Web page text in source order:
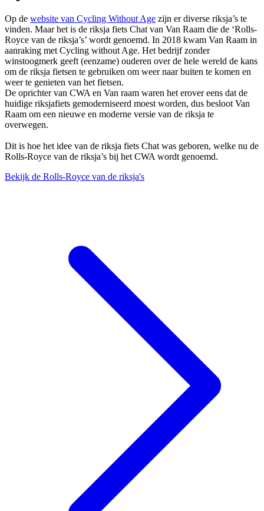
Op de website van Cycling Without Age zijn er diverse riksja’s te
vinden. Maar het is de riksja fiets Chat van Van Raam die de ‘Rolls-
Royce van de riksja’s’ wordt genoemd. In 2018 kwam Van Raam in
aanraking met Cycling without Age. Het bedrijf zonder
winstoogmerk geeft (eenzame) ouderen over de hele wereld de kans
om de riksja fietsen te gebruiken om weer naar buiten te komen en
weer te genieten van het fietsen.
De oprichter van CWA en Van raam waren het erover eens dat de
huidige riksjafiets gemoderniseerd moest worden, dus besloot Van
Raam om een nieuwe en moderne versie van de riksja te
overwegen.
Dit is hoe het idee van de riksja fiets Chat was geboren, welke nu de
Rolls-Royce van de riksja’s bij het CWA wordt genoemd.
Bekijk de Rolls-Royce van de riksja's